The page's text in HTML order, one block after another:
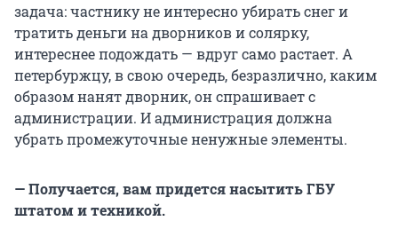
задача: частнику не интересно убирать снег и
тратить деньги на дворников и солярку,
интереснее подождать — вдруг само растает. А
петербуржцу, в свою очередь, безразлично, каким
образом нанят дворник, он спрашивает с
администрации. И администрация должна
убрать промежуточные ненужные элементы.
— Получается, вам придется насытить ГБУ
штатом и техникой.